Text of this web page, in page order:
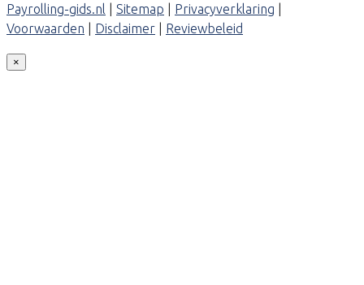
Payrolling-gids.nl Sitemap Privacyverklaring
Voorwaarden
Disclaimer Reviewbeleid
×